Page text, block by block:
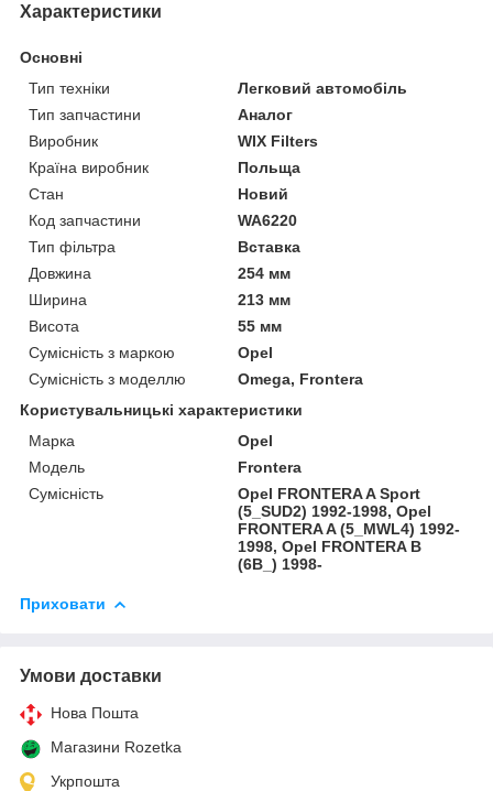
Характеристики
Основні
Тип техніки
Легковий автомобіль
Тип запчастини
Аналог
Виробник
WIX Filters
Країна виробник
Польща
Стан
Новий
Код запчастини
WA6220
Тип фільтра
Вставка
Довжина
254 мм
Ширина
213 мм
Висота
55 мм
Сумісність з маркою
Opel
Сумісність з моделлю
Omega, Frontera
Користувальницькі характеристики
Марка
Opel
Модель
Frontera
Сумісність
Opel FRONTERA A Sport
(5_SUD2) 1992-1998, Opel
FRONTERA A (5_MWL4) 1992-
1998, Opel FRONTERA B
(6B_) 1998-
Приховати
Умови доставки
Нова Пошта
Магазини Rozetka
Укрпошта